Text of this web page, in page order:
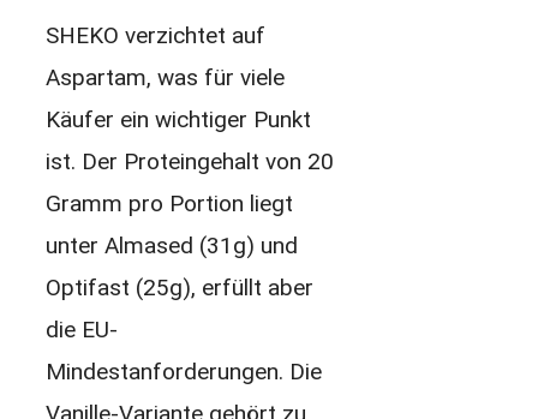
SHEKO verzichtet auf
Aspartam, was für viele
Käufer ein wichtiger Punkt
ist. Der Proteingehalt von 20
Gramm pro Portion liegt
unter Almased (31g) und
Optifast (25g), erfüllt aber
die EU-
Mindestanforderungen. Die